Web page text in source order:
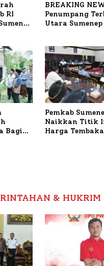
RI
BREAKING
Penumpang
Utara Sumenep
Bagi
Pemkab
Naikkan Titik
Harga
& HUKRIM